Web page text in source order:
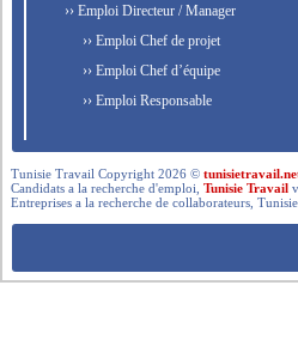
›› Emploi Directeur / Manager
›› Emploi Chef de projet
›› Emploi Chef d’équipe
›› Emploi Responsable
Tunisie Travail Copyright 2026 ©
Candidats a la recherche d'emploi,Tunisie Travail
Entreprises a la recherche de collaborateurs,